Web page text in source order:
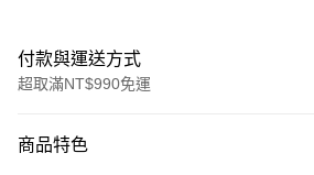
付款與運送方式
超取滿NT$990免運
信用卡一次付款
商品特色